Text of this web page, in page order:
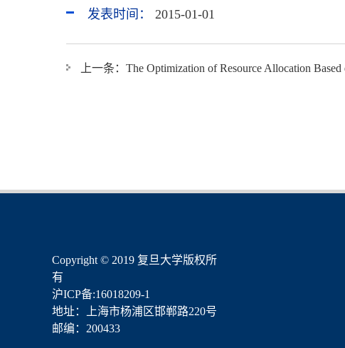
发表时间： 2015-01-01
上一条： The Optimization of Resource Allocation Based
​Copyright © 2019 复旦大学版权所
有
沪ICP备:16018209-1
地址：上海市杨浦区邯郸路220号
邮编：200433